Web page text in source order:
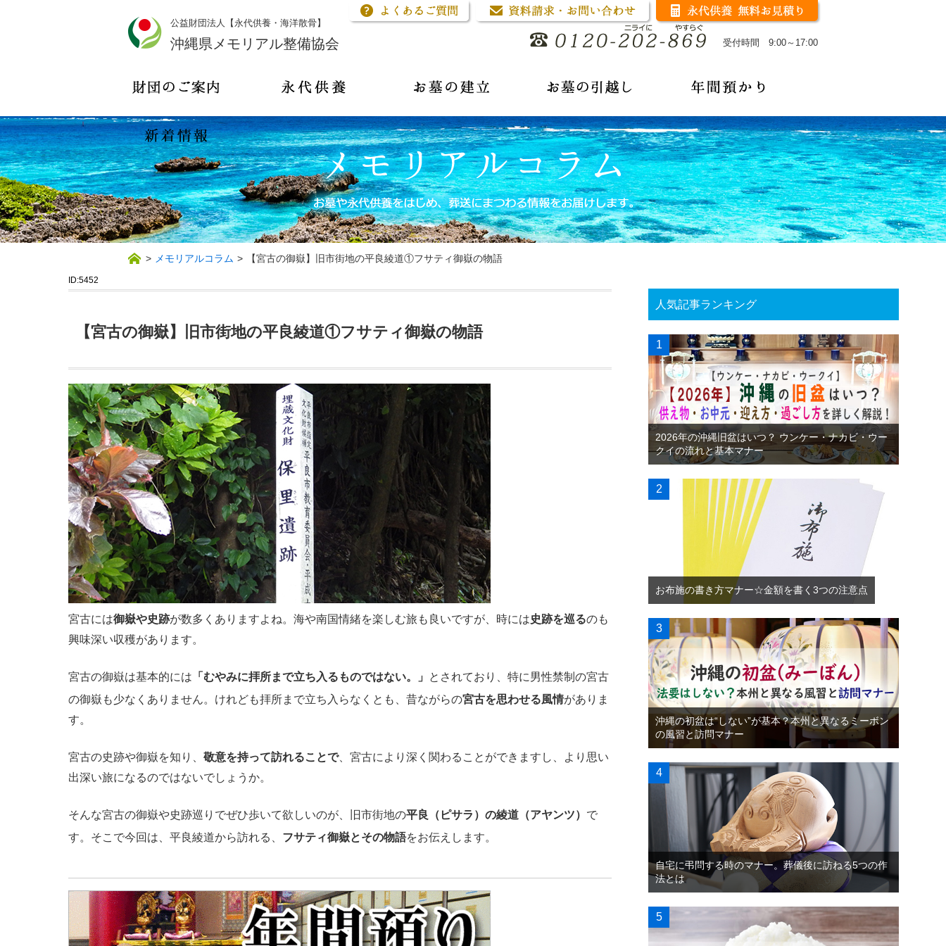
公益財団法人【永代供養・海洋散骨】
沖縄県メモリアル整備協会 受付時間 9:00～17:00
> メモリアルコラム > 【宮古の御嶽】旧市街地の平良綾道①フサティ御嶽の物語
ID:5452
【宮古の御嶽】旧市街地の平良綾道①フサティ御嶽の物語
宮古には御嶽や史跡が数多くありますよね。海や南国情緒を楽しむ旅も良いですが、時には史跡を巡るのも
興味深い収穫があります。
宮古の御嶽は基本的には 「むやみに拝所まで立ち入るものではない。」
とされており、特に男性禁制の宮古
の御嶽も少なくありません。けれども拝所まで立ち入らなくとも、昔ながらの宮古を思わせる風情がありま
す。
宮古の史跡や御嶽を知り、 敬意を持って訪れることで、宮古により深く関わることができますし、より思い
出深い旅になるのではないでしょうか。
そんな宮古の御嶽や史跡巡りでぜひ歩いて欲しいのが、旧市街地の平良（ピサラ）の綾道（アヤンツ） で
す。そこで今回は、平良綾道から訪れる、 フサティ御嶽とその物語をお伝えします。
人気記事ランキング
2026年の沖縄旧盆はいつ？ ウンケー・ナカビ・ウー
クイの流れと基本マナー
お布施の書き方マナー☆金額を書く3つの注意点
沖縄の初盆は“しない”が基本？本州と異なるミーボン
の風習と訪問マナー
自宅に弔問する時のマナー。葬儀後に訪ねる5つの作
法とは